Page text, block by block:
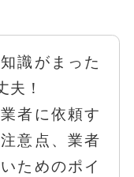
識がまった
夫！
者に依頼す
意点、業者
ためのポイ